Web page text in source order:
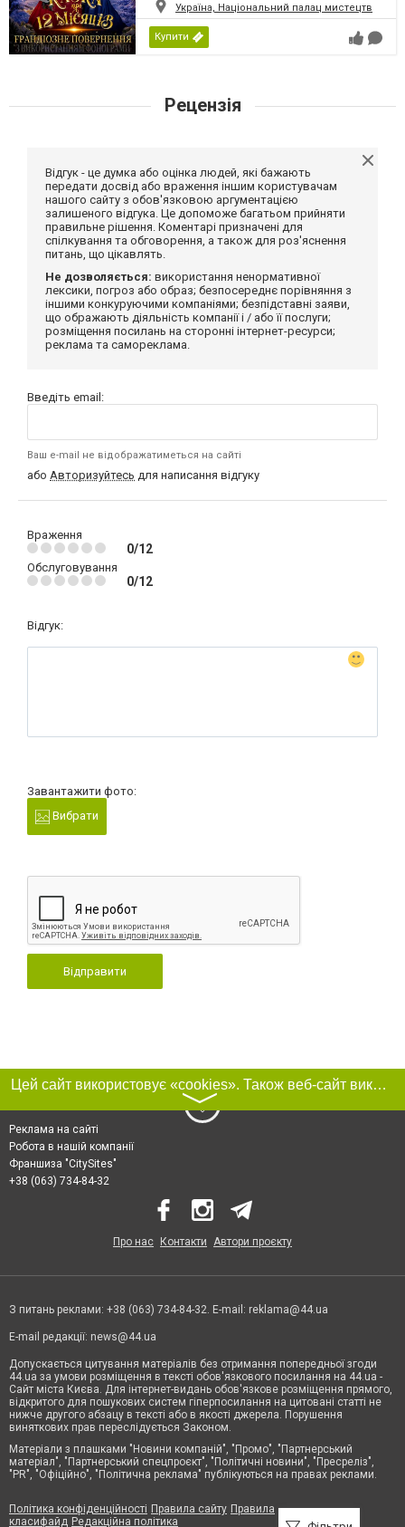
Україна, Національний палац мистецтв
Купити
Рецензія
Відгук - це думка або оцінка людей, які бажають
передати досвід або враження іншим користувачам
нашого сайту з обов'язковою аргументацією
залишеного відгука. Це допоможе багатьом прийняти
правильне рішення. Коментарі призначені для
спілкування та обговорення, а також для роз'яснення
питань, що цікавлять.
Не дозволяється: використання ненормативної
лексики, погроз або образ; безпосереднє порівняння з
іншими конкуруючими компаніями; безпідставні заяви,
що ображають діяльність компанії і / або її послуги;
розміщення посилань на сторонні інтернет-ресурси;
реклама та самореклама.
Введіть email:
Ваш e-mail не відображатиметься на сайті
або Авторизуйтесь для написання відгуку
Враження
0/12
Обслуговування
0/12
Відгук:
Завантажити фото:
Вибрати
Відправити
Цей сайт використовує «cookies». Також веб-сайт використовує інтернет-сервіс для збору технічних даних стосовно відвідувачів з метою отримання маркетингової та статистичної інформації. Умови обробки даних відвідувачів сайту див.
〉
Реклама на сайті
Робота в нашій компанії
Франшиза "CitySites"
+38 (063) 734-84-32
Про нас Контакти Автори проєкту
З питань реклами: +38 (063) 734-84-32. E-mail: reklama@44.ua
E-mail редакції: news@44.ua
Допускається цитування матеріалів без отримання попередньої згоди
44.ua за умови розміщення в тексті обов'язкового посилання на 44.ua -
Сайт міста Києва. Для інтернет-видань обов'язкове розміщення прямого,
відкритого для пошукових систем гіперпосилання на цитовані статті не
нижче другого абзацу в тексті або в якості джерела. Порушення
виняткових прав переслідується Законом.
Матеріали з плашками "Новини компаній", "Промо", "Партнерський
матеріал", "Партнерський спецпроєкт", "Політичні новини", "Пресреліз",
"PR", "Офіційно", "Політична реклама" публікуються на правах реклами.
Політика конфіденційності Правила сайту Правила
класифайд Редакційна політика